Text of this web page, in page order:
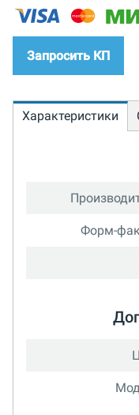
Запросить КП
Характеристики
Форм-